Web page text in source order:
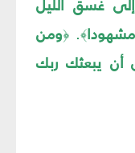
غسق الليل
﴾. ﴿ومن
أن يبعثك ربك